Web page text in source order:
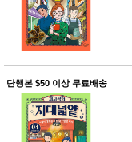
단행본 $50 이상 무료배송